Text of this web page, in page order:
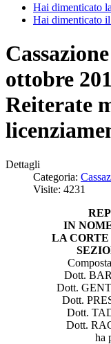
Hai dimenticato
Hai dimenticato
ottobre
Reiterate
Dettagli
Categoria:
Visite: 4231
IN
LA
Dott.
Dott.
Dott.
Dott.
Dott.
ha